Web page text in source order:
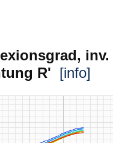
inv.
R' [info]